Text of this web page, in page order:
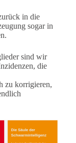
in die
sogar in
sind wir
die
zu korrigieren,